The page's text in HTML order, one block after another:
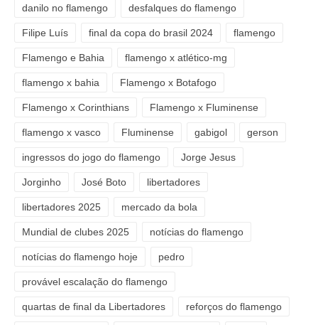
danilo no flamengo desfalques do flamengo
Filipe Luís final da copa do brasil 2024 flamengo
Flamengo e Bahia flamengo x atlético-mg
flamengo x bahia Flamengo x Botafogo
Flamengo x Corinthians Flamengo x Fluminense
flamengo x vasco Fluminense gabigol gerson
ingressos do jogo do flamengo Jorge Jesus
Jorginho José Boto libertadores
libertadores 2025 mercado da bola
Mundial de clubes 2025 notícias do flamengo
notícias do flamengo hoje pedro
provável escalação do flamengo
quartas de final da Libertadores reforços do flamengo